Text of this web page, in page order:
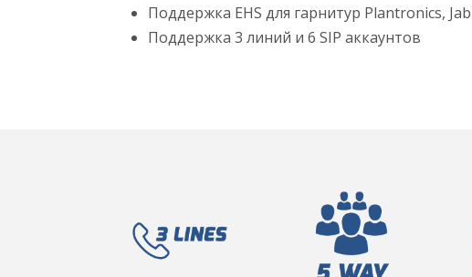
Поддержка EHS для гарнитур Plantronics,
Поддержка 3 линий и 6 SIP аккаунтов